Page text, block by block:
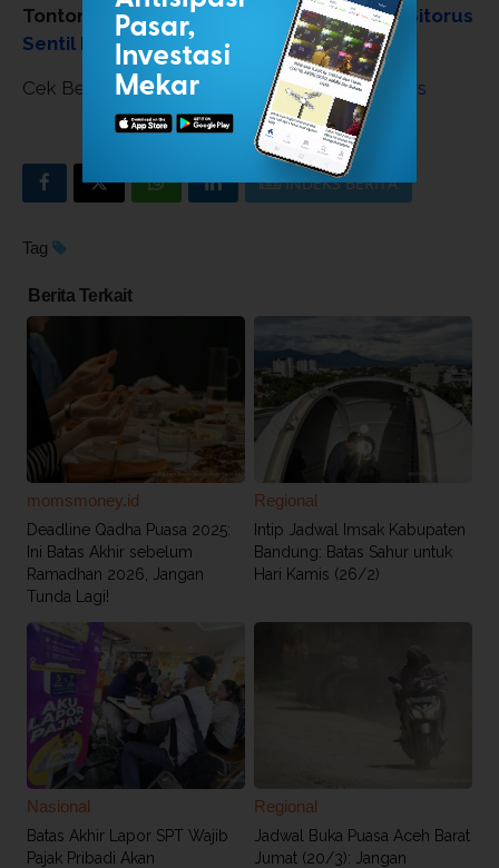
Tonton:
DPR Ogah Pindah ke IKN? Deddy Sitorus
Sentil Pernyataan Gibran!
Cek Berita dan Artikel yang lain diGoogle News
INDEKS BERITA
Tag
Berita Terkait
momsmoney.id
Deadline Qadha Puasa 2025:
Ini Batas Akhir sebelum
Ramadhan 2026, Jangan
Tunda Lagi!
Regional
Intip Jadwal Imsak Kabupaten
Bandung: Batas Sahur untuk
Hari Kamis (26/2)
Nasional
Batas Akhir Lapor SPT Wajib
Pajak Pribadi Akan
Regional
Jadwal Buka Puasa Aceh Barat
Jumat (20/3): Jangan